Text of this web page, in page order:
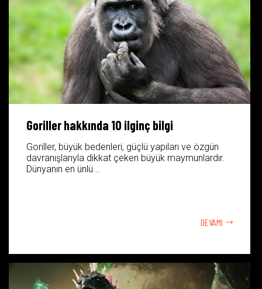
Goriller hakkında 10 ilginç bilgi
Goriller, büyük bedenleri, güçlü yapıları ve özgün
davranışlarıyla dikkat çeken büyük maymunlardır.
Dünyanın en ünlü...
DEVAMI